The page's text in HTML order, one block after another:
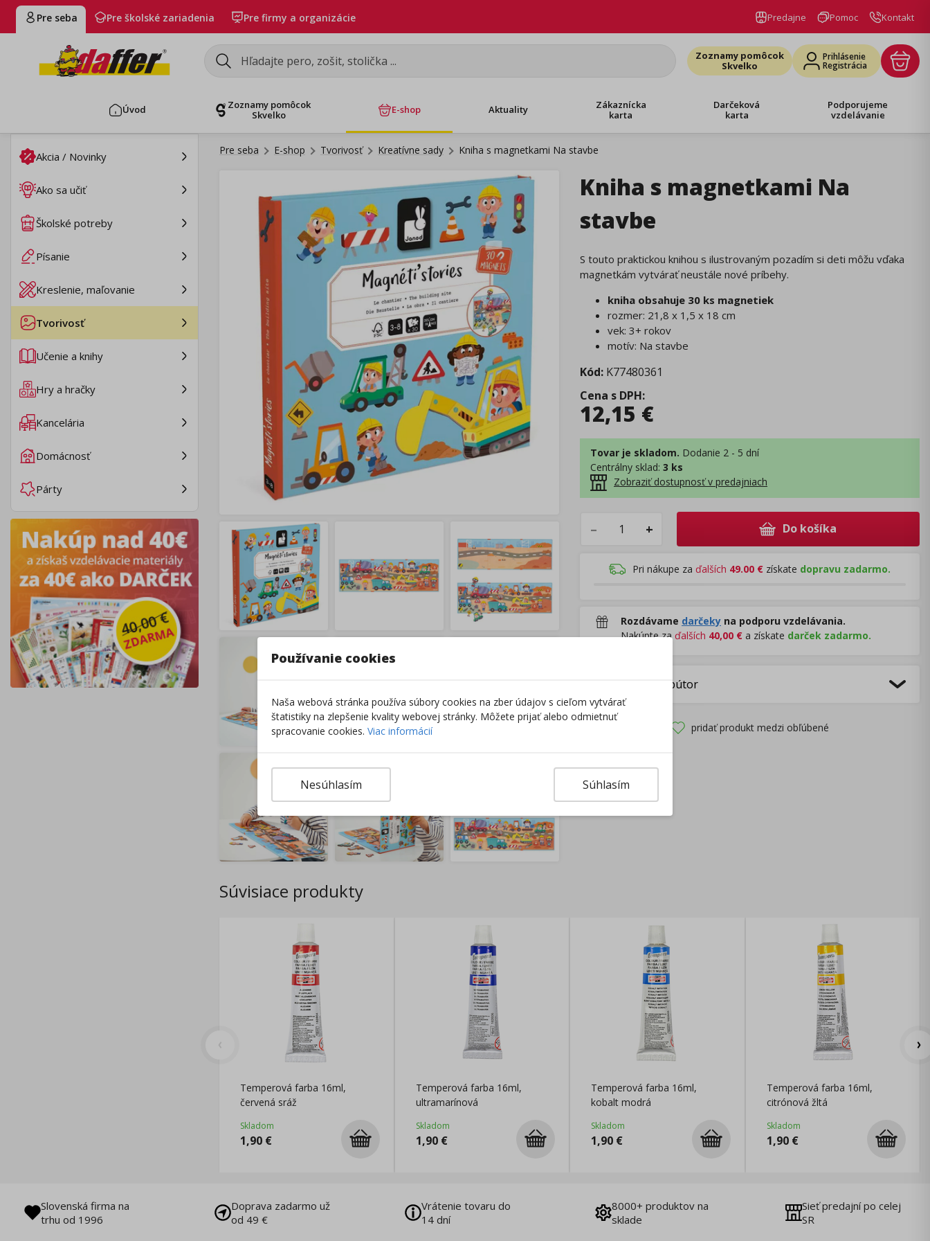
Pre seba Pre školské zariadenia Pre firmy a organizácie Predajne Pomoc Kontakt
Zoznamy pomôcok
Skvelko
Prihlásenie
Registrácia
Úvod
Zoznamy pomôcok
Skvelko
E-shop Aktuality
Zákaznícka
karta
Darčeková
karta
Podporujeme
vzdelávanie
Akcia / Novinky
Ako sa učiť
Školské potreby
Písanie
Kreslenie, maľovanie
Tvorivosť
Učenie a knihy
Hry a hračky
Kancelária
Domácnosť
Párty
Pre seba E-shop Tvorivosť Kreatívne sady Kniha s magnetkami Na stavbe
Kniha s magnetkami Na
stavbe
S touto praktickou knihou s ilustrovaným pozadím si deti môžu vďaka
magnetkám vytvárať neustále nové príbehy.
kniha obsahuje 30 ks magnetiek
rozmer: 21,8 x 1,5 x 18 cm
vek: 3+ rokov
motív: Na stavbe
Kód: K77480361
Cena s DPH:
12,15 €
Tovar je skladom. Dodanie 2 - 5 dní
Centrálny sklad: 3 ks
Zobraziť dostupnosť v predajniach
– + Do košíka
Pri nákupe za ďalších 49.00 € získate dopravu zadarmo.
Rozdávame darčeky na podporu vzdelávania.
Nakúpte za ďalších 40,00 € a získate darček zadarmo.
Výrobca/Distribútor
pridať produkt medzi obľúbené
Súvisiace produkty
Temperová farba 16ml,
červená sráž
Skladom
1,90 €
Temperová farba 16ml,
ultramarínová
Skladom
1,90€
Temperová farba 16ml,
kobalt modrá
Skladom
1,90 €
Temperová farba 16ml,
citrónová žltá
Skladom
1,90€
Slovenská firma na
trhu od 1996
Doprava zadarmo už
od 49 €
Vrátenie tovaru do
14 dní
8000+ produktov na
sklade
Sieť predajní po celej
SR
Používanie cookies
Naša webová stránka používa súbory cookies na zber údajov s cieľom vytvárať
štatistiky na zlepšenie kvality webovej stránky. Môžete prijať alebo odmietnuť
spracovanie cookies. Viac informácií
Súhlasím
Nesúhlasím